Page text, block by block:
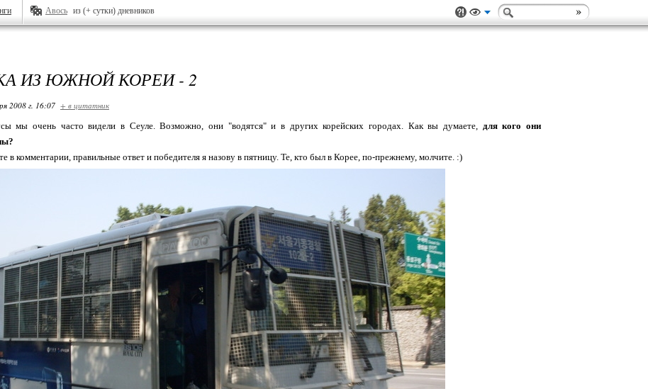
Авось из (+ сутки) дневников
ИЗ ЮЖНОЙ КОРЕИ - 2
2008 г. 16:07 + в цитатник
мы очень часто видели в Сеуле. Возможно, они "водятся" и в других корейских городах. Как вы думаете, для кого они
в комментарии, правильные ответ и победителя я назову в пятницу. Те, кто был в Корее, по-прежнему, молчите. :)